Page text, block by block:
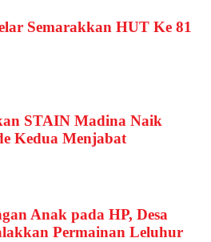
Semarakkan HUT Ke 81
STAIN Madina Naik
Kedua Menjabat
Anak pada HP, Desa
Permainan Leluhur